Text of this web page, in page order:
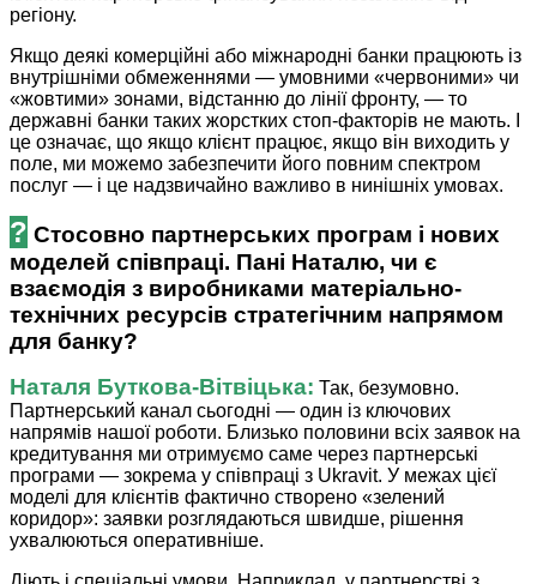
регіону.
Якщо деякі комерційні або міжнародні банки працюють із
внутрішніми обмеженнями — умовними «червоними» чи
«жовтими» зонами, відстанню до лінії фронту, — то
державні банки таких жорстких стоп-факторів не мають. І
це означає, що якщо клієнт працює, якщо він виходить у
поле, ми можемо забезпечити його повним спектром
послуг — і це надзвичайно важливо в нинішніх умовах.
? Стосовно партнерських програм і нових
моделей співпраці. Пані Наталю, чи є
взаємодія з виробниками матеріально-
технічних ресурсів стратегічним напрямом
для банку?
Наталя ­Буткова-Вітвіцька: Так, безумовно.
Партнерський канал сьогодні — один із ключових
напрямів нашої роботи. Близько половини всіх заявок на
кредитування ми отримуємо саме через партнерські
програми — зокрема у співпраці з Ukravit. У межах цієї
моделі для клієнтів фактично створено «зелений
коридор»: заявки розглядаються швидше, рішення
ухвалюються опера­­тивніше.